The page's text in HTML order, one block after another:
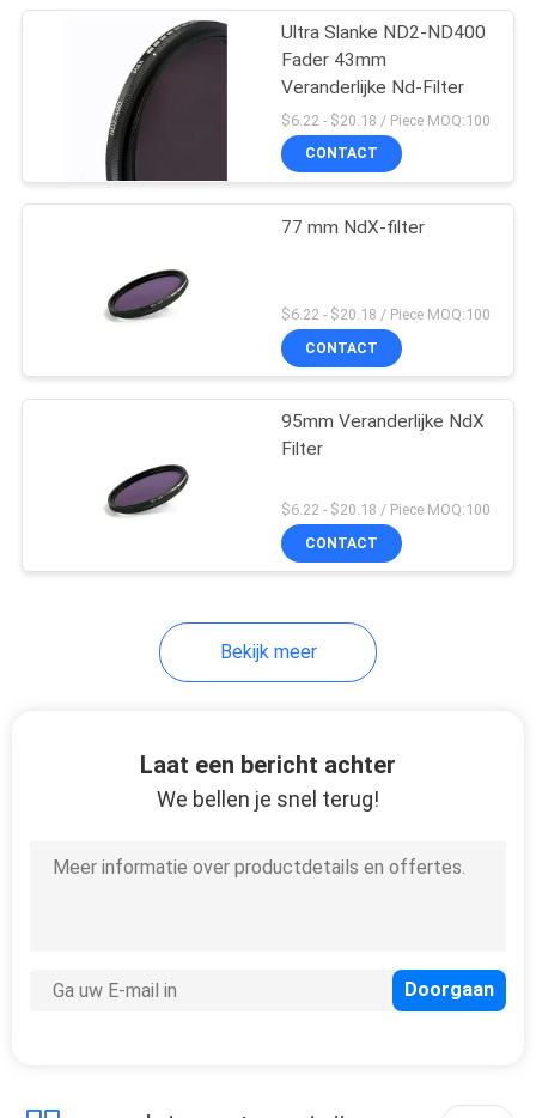
Ultra Slanke ND2-ND400
Fader 43mm
Veranderlijke Nd-Filter
$6.22 - $20.18 / Piece MOQ:100
CONTACT
77 mm NdX-filter
$6.22 - $20.18 / Piece MOQ:100
CONTACT
95mm Veranderlijke NdX
Filter
$6.22 - $20.18 / Piece MOQ:100
CONTACT
Bekijk meer
Laat een bericht achter
We bellen je snel terug!